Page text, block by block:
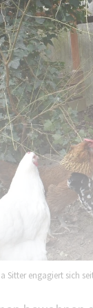
Sitter engagiert sich